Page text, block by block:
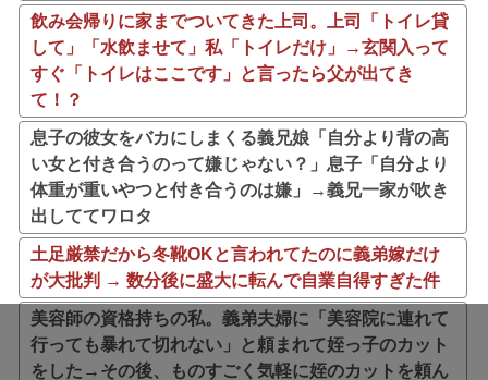
飲み会帰りに家までついてきた上司。上司「トイレ貸
して」「水飲ませて」私「トイレだけ」→玄関入って
すぐ「トイレはここです」と言ったら父が出てき
て！？
息子の彼女をバカにしまくる義兄娘「自分より背の高
い女と付き合うのって嫌じゃない？」息子「自分より
体重が重いやつと付き合うのは嫌」→義兄一家が吹き
出しててワロタ
土足厳禁だから冬靴OKと言われてたのに義弟嫁だけ
が大批判 → 数分後に盛大に転んで自業自得すぎた件
美容師の資格持ちの私。義弟夫婦に「美容院に連れて
行っても暴れて切れない」と頼まれて姪っ子のカット
をした→その後、ものすごく気軽に姪のカットを頼ん